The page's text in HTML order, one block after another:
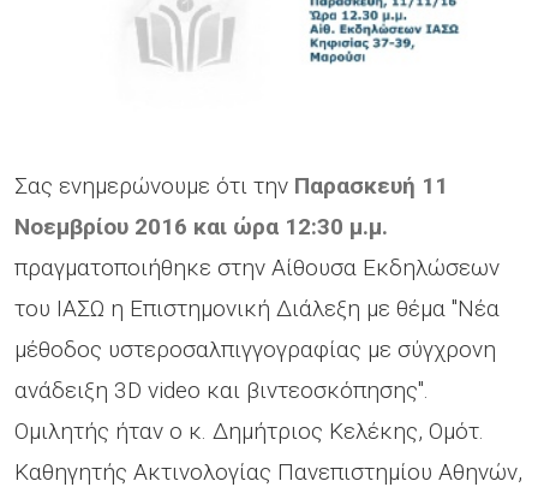
Σας ενημερώνουμε ότι την Παρασκευή 11
Νοεμβρίου 2016 και ώρα 12:30 μ.μ.
πραγματοποιήθηκε στην Αίθουσα Εκδηλώσεων
του ΙΑΣΩ η Επιστημονική Διάλεξη με θέμα "Νέα
μέθοδος υστεροσαλπιγγογραφίας με σύγχρονη
ανάδειξη 3D video και βιντεοσκόπησης".
Ομιλητής ήταν ο κ. Δημήτριος Κελέκης, Ομότ.
Καθηγητής Ακτινολογίας Πανεπιστημίου Αθηνών,